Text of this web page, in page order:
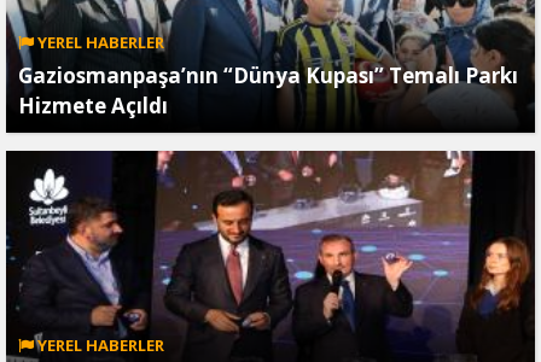
YEREL HABERLER
Gaziosmanpaşa’nın “Dünya Kupası” Temalı Parkı
Hizmete Açıldı
YEREL HABERLER